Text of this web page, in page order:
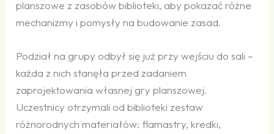
planszowe z zasobów biblioteki, aby pokazać różne
mechanizmy i pomysły na budowanie zasad.
Podział na grupy odbył się już przy wejściu do sali –
każda z nich stanęła przed zadaniem
zaprojektowania własnej gry planszowej.
Uczestnicy otrzymali od biblioteki zestaw
różnorodnych materiałów: flamastry, kredki,